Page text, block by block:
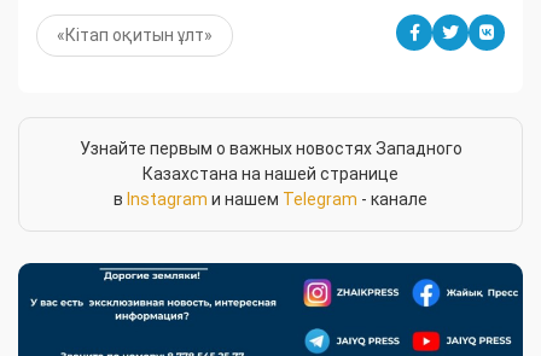
«Кітап оқитын ұлт»
Узнайте первым о важных новостях Западного
Казахстана на нашей странице
в Instagram и нашем Telegram - канале